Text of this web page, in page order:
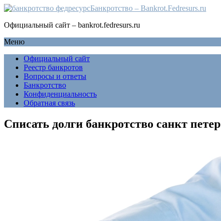
Банкротство – Bankrot.Fedresurs.ru
Официальный сайт – bankrot.fedresurs.ru
Меню
Официальный сайт
Реестр банкротов
Вопросы и ответы
Банкротство
Конфиденциальность
Обратная связь
Списать долги банкротство санкт